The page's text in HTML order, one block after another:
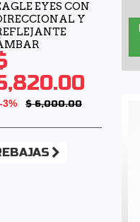
EYES CON
Y
-3% $ 6,000.00